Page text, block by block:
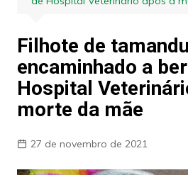
Filhote de
encaminhado a
Hospital
morte da mãe
27 de novembro de 2021